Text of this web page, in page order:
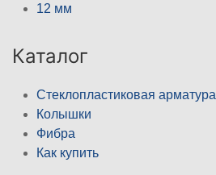
12 мм
Каталог
Стеклопластиковая арматура
Колышки
Фибра
Как купить